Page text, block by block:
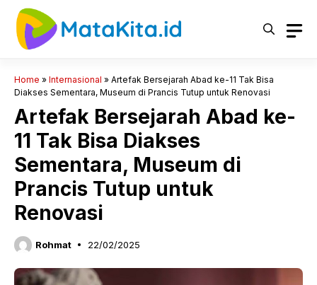
Langsung
Home » Internasional » Artefak Bersejarah Abad ke-11 Tak Bisa
Diakses Sementara, Museum di Prancis Tutup untuk Renovasi
Artefak Bersejarah Abad ke-
11 Tak Bisa Diakses
Sementara, Museum di
Prancis Tutup untuk
Renovasi
Rohmat 22/02/2025